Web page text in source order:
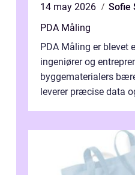
14 may 2026
Sofie
PDA Måling
PDA Måling er blevet
ingeniører og
byggematerialers
leverer præcise data